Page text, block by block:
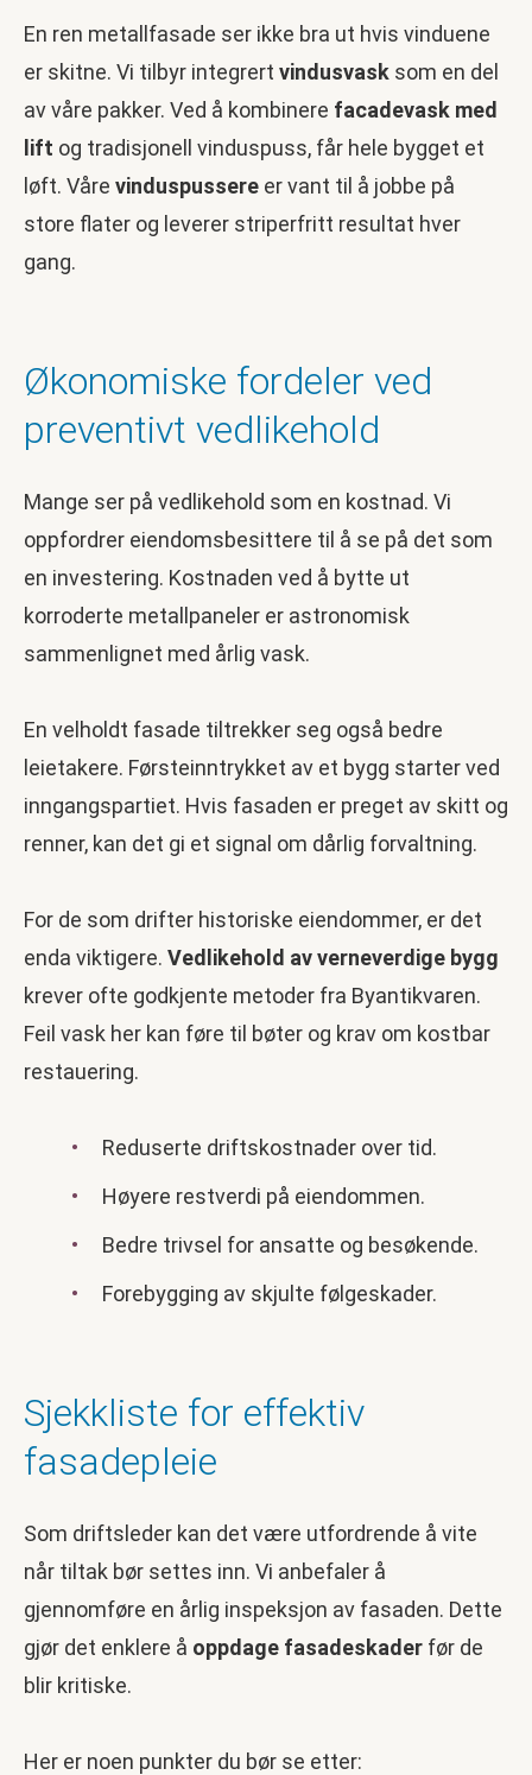
En ren metallfasade ser ikke bra ut hvis vinduene
er skitne. Vi tilbyr integrert vindusvask som en del
av våre pakker. Ved å kombinere facadevask med
lift og tradisjonell vinduspuss, får hele bygget et
løft. Våre vinduspussere er vant til å jobbe på
store flater og leverer striperfritt resultat hver
gang.
Økonomiske fordeler ved
preventivt vedlikehold
Mange ser på vedlikehold som en kostnad. Vi
oppfordrer eiendomsbesittere til å se på det som
en investering. Kostnaden ved å bytte ut
korroderte metallpaneler er astronomisk
sammenlignet med årlig vask.
En velholdt fasade tiltrekker seg også bedre
leietakere. Førsteinntrykket av et bygg starter ved
inngangspartiet. Hvis fasaden er preget av skitt og
renner, kan det gi et signal om dårlig forvaltning.
For de som drifter historiske eiendommer, er det
enda viktigere. Vedlikehold av verneverdige bygg
krever ofte godkjente metoder fra Byantikvaren.
Feil vask her kan føre til bøter og krav om kostbar
restauering.
Reduserte driftskostnader over tid.
Høyere restverdi på eiendommen.
Bedre trivsel for ansatte og besøkende.
Forebygging av skjulte følgeskader.
Sjekkliste for effektiv
fasadepleie
Som driftsleder kan det være utfordrende å vite
når tiltak bør settes inn. Vi anbefaler å
gjennomføre en årlig inspeksjon av fasaden. Dette
gjør det enklere å oppdage fasadeskader før de
blir kritiske.
Her er noen punkter du bør se etter: